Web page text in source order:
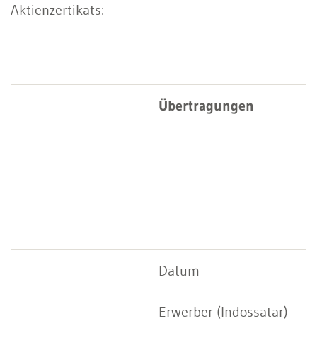
Aktienzertikats:
Übertragungen
Datum
Erwerber (Indossatar)